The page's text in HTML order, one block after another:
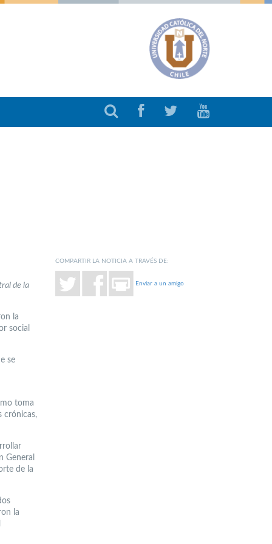
de la
la
social
se
toma
crónicas,
General
de la
la
COMPARTIR LA NOTICIA A TRAVÉS DE:
Enviar a un amigo